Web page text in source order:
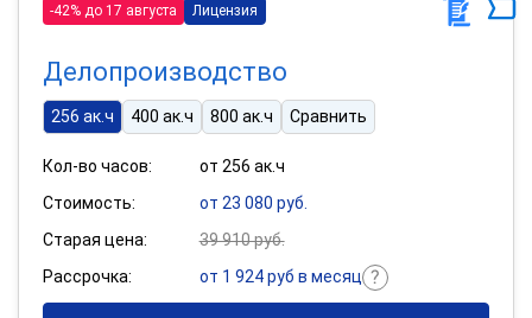
-42% до 17 августа Лицензия
Делопроизводство
256 ак.ч 400 ак.ч 800 ак.ч Сравнить
Кол-во часов:
от 256 ак.ч
Стоимость:
от 23 080 руб.
Старая цена:
39 910 руб.
Рассрочка:
от 1 924 руб в месяц